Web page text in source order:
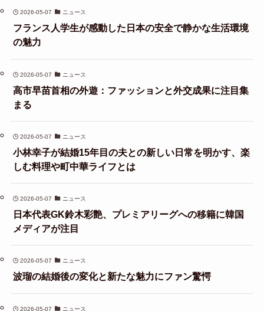
2026-05-07 ニュース
フランス人学生が感動した日本の安全で静かな生活環境
の魅力
2026-05-07 ニュース
高市早苗首相の外遊：ファッションと外交成果に注目集
まる
2026-05-07 ニュース
小林幸子が結婚15年目の夫との新しい日常を明かす、楽
しむ料理や町中華ライフとは
2026-05-07 ニュース
日本代表GK鈴木彩艶、プレミアリーグへの移籍に韓国
メディアが注目
2026-05-07 ニュース
波瑠の結婚後の変化と新たな魅力にファン驚愕
2026-05-07 ニュース